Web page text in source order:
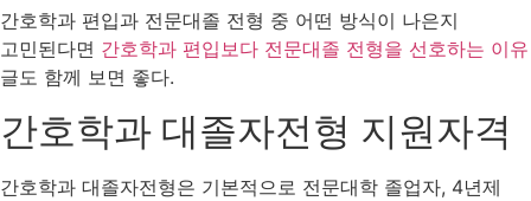
간호학과 편입과 전문대졸 전형 중 어떤 방식이 나은지
고민된다면 간호학과 편입보다 전문대졸 전형을 선호하는 이유
글도 함께 보면 좋다.
간호학과 대졸자전형 지원자격
간호학과 대졸자전형은 기본적으로 전문대학 졸업자, 4년제